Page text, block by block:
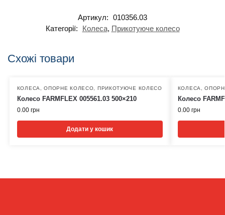
Артикул: 010356.03
Категорії:
Колеса, Прикотуюче колесо
Схожі товари
КОЛЕСА ,ОПОРНЕ КОЛЕСО ПРИКОТУЮЧЕ КОЛЕСО
Колесо FARMFLEX 005561.03 500×210
0.00 грн
Додати у кошик
КОЛЕСА ,
Колесо
0.00 грн